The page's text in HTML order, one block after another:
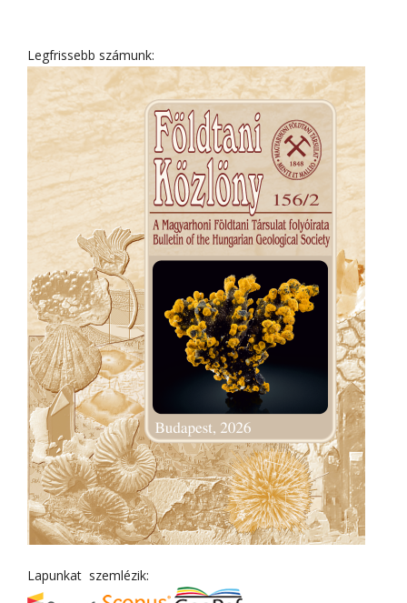
Legfrissebb számunk:
Lapunkat szemlézik: